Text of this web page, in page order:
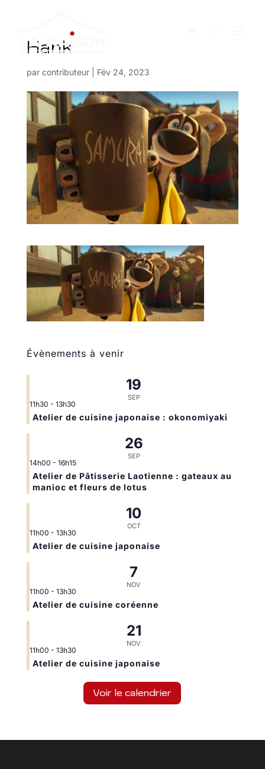
Hank
par contributeur| Fév 24, 2023
Évènements à venir
19
SEP
11h30 - 13h30
Atelier de cuisine japonaise : okonomiyaki
26
SEP
14h00 - 16h15
Atelier de Pâtisserie Laotienne : gateaux au
manioc et fleurs de lotus
10
OCT
11h00 - 13h30
Atelier de cuisine japonaise
7
NOV
11h00 - 13h30
Atelier de cuisine coréenne
21
NOV
11h00 - 13h30
Atelier de cuisine japonaise
Voir le calendrier